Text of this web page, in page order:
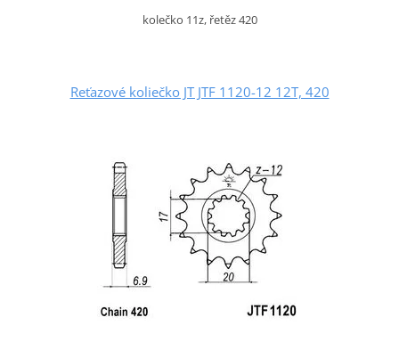
kolečko 11z, řetěz 420
Reťazové koliečko JT JTF 1120-12 12T, 420